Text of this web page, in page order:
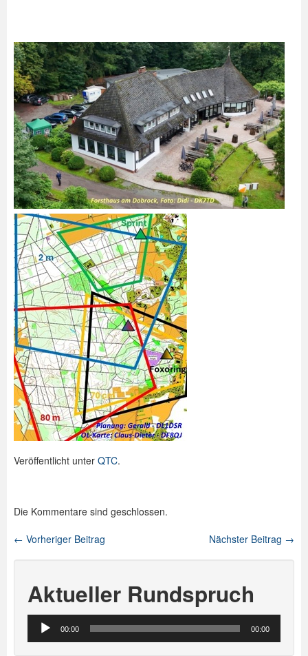
Veröffentlicht unter QTC.
Die Kommentare sind geschlossen.
Beitragsnavigation
Nächster Beitrag →
← Vorheriger Beitrag
Aktueller Rundspruch
Audio-
Player
00:00 00:00